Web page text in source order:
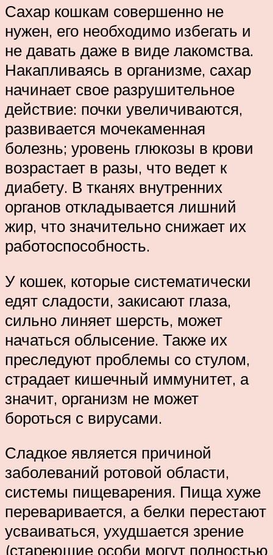
Сахар кошкам совершенно не
нужен, его необходимо избегать и
не давать даже в виде лакомства.
Накапливаясь в организме, сахар
начинает свое разрушительное
действие: почки увеличиваются,
развивается мочекаменная
болезнь; уровень глюкозы в крови
возрастает в разы, что ведет к
диабету. В тканях внутренних
органов откладывается лишний
жир, что значительно снижает их
работоспособность.
У кошек, которые систематически
едят сладости, закисают глаза,
сильно линяет шерсть, может
начаться облысение. Также их
преследуют проблемы со стулом,
страдает кишечный иммунитет, а
значит, организм не может
бороться с вирусами.
Сладкое является причиной
заболеваний ротовой области,
системы пищеварения. Пища хуже
переваривается, а белки перестают
усваиваться, ухудшается зрение
(стареющие особи могут полностью